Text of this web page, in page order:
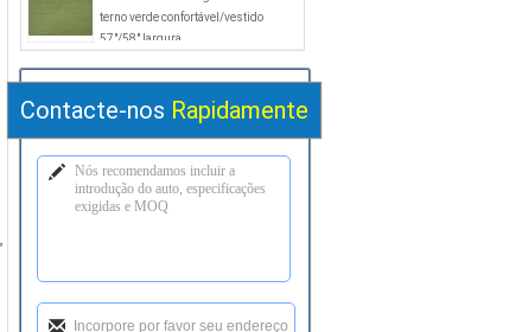
terno verde confortável/vestido
57"/58" largura
Contacte-nos Rapidamente